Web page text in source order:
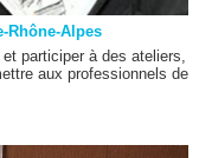
Rhône-Alpes
participer à des ateliers,
aux professionnels de